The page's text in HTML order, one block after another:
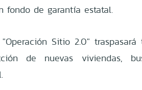
fondo de garantía estatal.
Sitio 2.0"
de nuevas viviendas,